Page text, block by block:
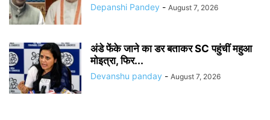
Depanshi Pandey - August 7, 2026
अंडे फेंके जाने का डर बताकर SC पहुंचीं महुआ
मोइत्रा, फिर...
Devanshu panday - August 7, 2026